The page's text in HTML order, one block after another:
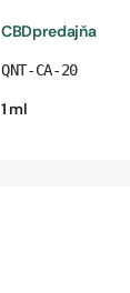
CBDpredajňa
QNT-CA-20
1 ml